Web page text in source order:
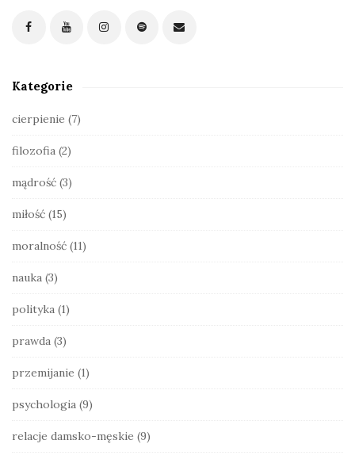
i
d
b
a
Kategorie
cierpienie (7)
filozofia (2)
mądrość (3)
miłość (15)
moralność (11)
nauka (3)
polityka (1)
prawda (3)
przemijanie (1)
psychologia (9)
relacje damsko-męskie (9)